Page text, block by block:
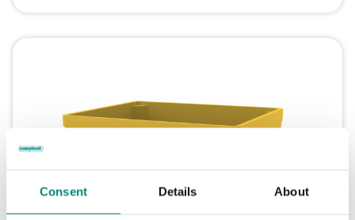
Consent Details About